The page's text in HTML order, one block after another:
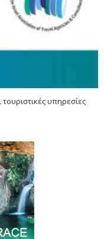
υπηρεσίες